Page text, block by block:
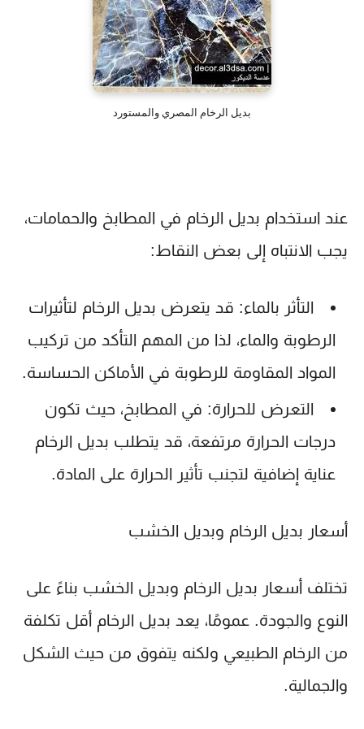
بديل الرخام المصري والمستورد
عند استخدام بديل الرخام في المطابخ والحمامات،
يجب الانتباه إلى بعض النقاط:
التأثر بالماء: قد يتعرض بديل الرخام لتأثيرات
الرطوبة والماء، لذا من المهم التأكد من تركيب
المواد المقاومة للرطوبة في الأماكن الحساسة.
التعرض للحرارة: في المطابخ، حيث تكون
درجات الحرارة مرتفعة، قد يتطلب بديل الرخام
عناية إضافية لتجنب تأثير الحرارة على المادة.
أسعار بديل الرخام وبديل الخشب
تختلف أسعار بديل الرخام وبديل الخشب بناءً على
النوع والجودة. عمومًا، يعد بديل الرخام أقل تكلفة
من الرخام الطبيعي ولكنه يتفوق من حيث الشكل
والجمالية.